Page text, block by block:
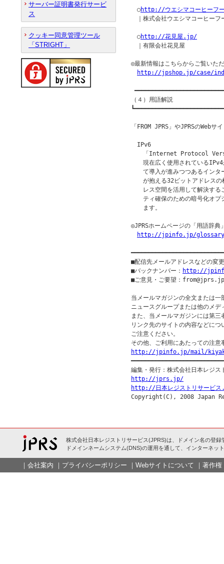
○http://ウエシマコーヒーフ
｜株式会社ウエシマコーヒーフ
○http://花見屋.jp/
｜有限会社花見屋
◎最新情報はこちらからご覧いた
http://jpshop.jp/case/
（４）用語解説
「FROM JPRS」やJPRSのWeb
IPv6
「Internet Protocol
現在広く使用されているIPv4
て導入が進みつつあるインタ
が抱える32ビットアドレスの
レス空間を活用して解決する
ティ確保のための暗号化オプ
ます。
◎JPRSホームページの「用語辞典
http://jpinfo.jp/
■配信先メールアドレスなどの変
■バックナンバー： http://
■ご意見・ご要望：from@jprs.jp
当メールマガジンの全文または
ニュースグループまたは他のメ
また、当メールマガジンには第
リンク先のサイトの内容などに
ご注意ください。
http://jpinfo.jp/mail/
http://jprs.jp/
http://日本レジストリサービ
サーバー証明書発行サービ
ス
クッキー同意管理ツール
「STRIGHT」
株式会社日本レジストリサービス(JPRS)は、ドメイン名の登録
ドメインネームシステム(DNS)の運用を通して、インターネッ
｜ 会社案内 ｜ プライバシーポリシー ｜ Webサイトについて ｜ 著作権